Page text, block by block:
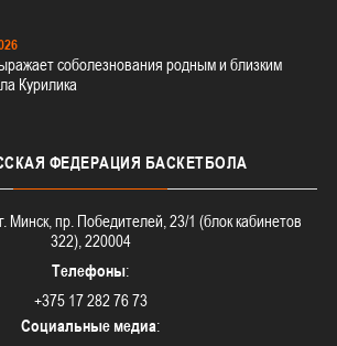
соболезнования родным и близким
Курилика
ФЕДЕРАЦИЯ БАСКЕТБОЛА
Минск, пр. Победителей, 23/1 (блок кабинетов
322), 220004
Телефоны:
+375 17 282 76 73
Социальные медиа: